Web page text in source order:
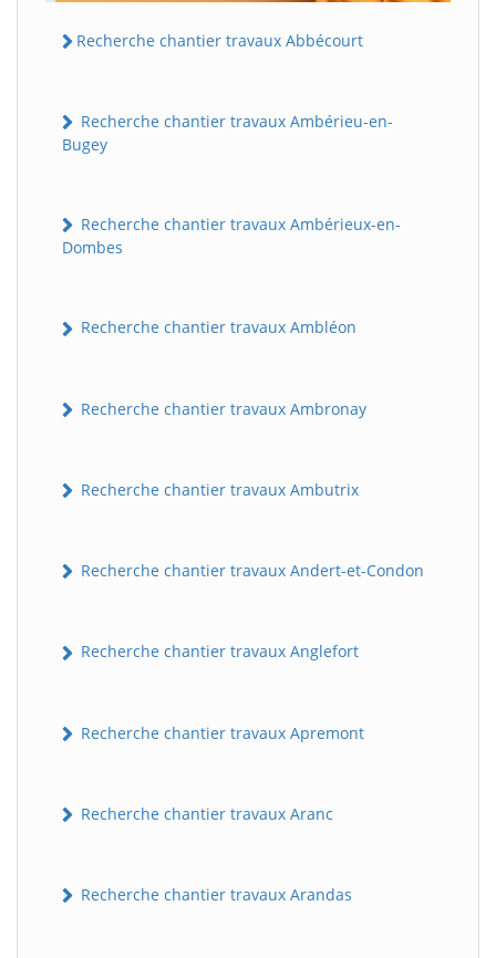
Recherche chantier travaux Abbécourt
Recherche chantier travaux Ambérieu-en-
Bugey
Recherche chantier travaux Ambérieux-en-
Dombes
Recherche chantier travaux Ambléon
Recherche chantier travaux Ambronay
Recherche chantier travaux Ambutrix
Recherche chantier travaux Andert-et-Condon
Recherche chantier travaux Anglefort
Recherche chantier travaux Apremont
Recherche chantier travaux Aranc
Recherche chantier travaux Arandas